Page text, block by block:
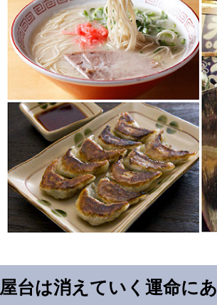
屋台は消えていく運命に